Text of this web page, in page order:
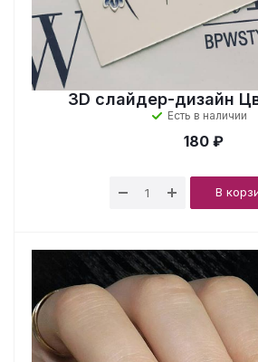
3D cлайдер-дизайн
Есть в наличии
180 ₽
В